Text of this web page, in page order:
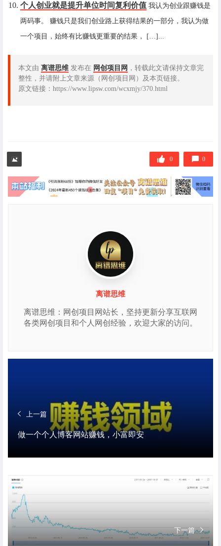
个人创业就是提升单位时间复利价值 我认为创业跟赚钱是
两码事。 赚钱只是我们创业路上获得结果的一部分，我认为做
一个项目，始终有比赚钱更重要的结果， […]...
本文由 离谱思维 发布在 网创项目网 ，转载此文请保持文章完
整性，并请附上文章来源（网创项目网）及本页链接。
原文链接：https://www.lipsw.com/wcxmjy/370.html
0 0
离谱思维
离谱思维：网创项目网站长，坚持更新分享互联网
各类网创项目和个人网创经验，欢迎大家的访问。
上一篇
做一个个人博客网站赚钱，小富即安
下一篇